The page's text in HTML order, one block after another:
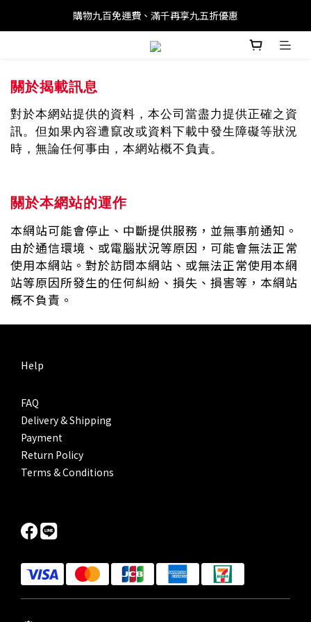
購物九百免運費、滿千再享九五折優惠
關於揭載訊息
對於本網站提供的資料，本公司當盡力提供正確之資
訊。但如果內容遭竄改或資料下載中發生障礙等狀況
時，無論任何事由，本網站概不負責。
關於本網站的運作
本網站可能會停止、中斷提供服務，並無事前通知。
由於通信環境、或電腦狀況等原因，可能會無法正常
使用本網站。對於訪問本網站、或無法正常使用本網
站等原因所發生的任何糾紛、損失、損害等，本網站
概不負責。
Help
FAQ
Delivery & Shipping
Payment
Return Policy
Terms & Conditions